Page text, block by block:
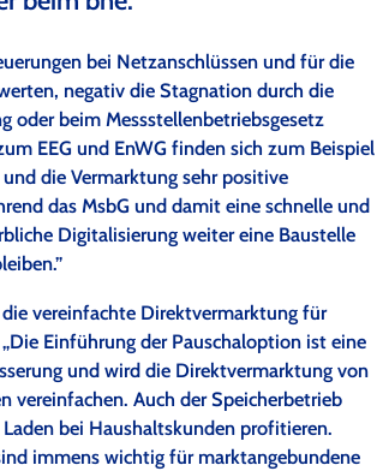
bei Netzanschlüssen und für die
negativ die Stagnation durch die
oder beim Messstellenbetriebsgesetz
EEG und EnWG finden sich zum Beispiel
die Vermarktung sehr positive
das MsbG und damit eine schnelle und
Digitalisierung weiter eine Baustelle
vereinfachte Direktvermarktung für
Einführung der Pauschaloption ist eine
und wird die Direktvermarktung von
vereinfachen. Auch der Speicherbetrieb
bei Haushaltskunden profitieren.
immens wichtig für marktangebundene